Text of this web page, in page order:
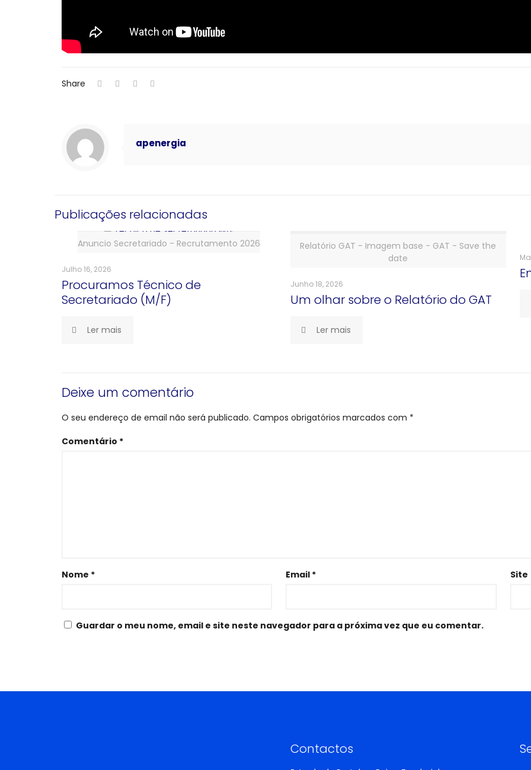
Share
apenergia
Publicações relacionadas
Anuncio Secretariado - Recrutamento 2026
Julho 16, 2026
Procuramos Técnico de
Secretariado (M/F)
Ler mais
Relatório GAT - Imagem base - GAT - Save the
date
Junho 18, 2026
Um olhar sobre o Relatório do GAT
Ler mais
Deixe um comentário
O seu endereço de email não será publicado. Campos obrigatórios marcados com *
Comentário *
Nome * Email * Site
Guardar o meu nome, email e site neste navegador para a próxima vez que eu comentar.
Contactos